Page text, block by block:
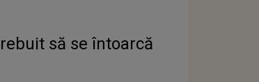
să se întoarcă